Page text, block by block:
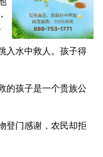
入水中救人。孩子得
的孩子是一个贵族公
登门感谢，农民却拒